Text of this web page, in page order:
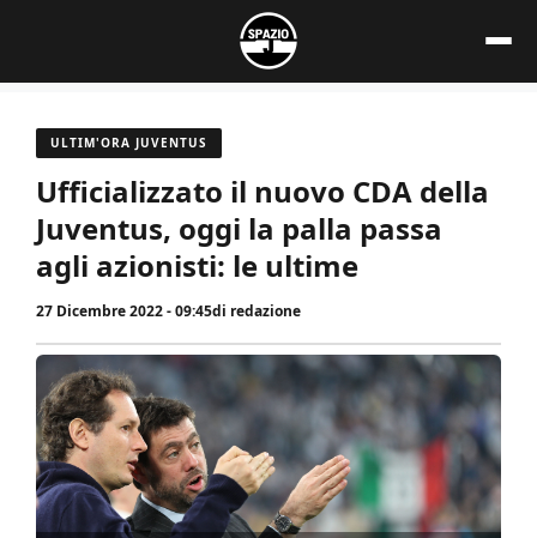
contenuto
ULTIM'ORA JUVENTUS
Ufficializzato il nuovo CDA della
Juventus, oggi la palla passa
agli azionisti: le ultime
27 Dicembre 2022 - 09:45di redazione